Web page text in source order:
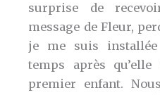
surprise de
message de Fleur,
je me suis
temps après
premier enfant.